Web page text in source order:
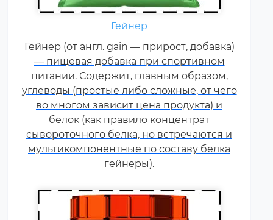
Гейнер
Гейнер (от англ. gain — прирост, добавка)
— пищевая добавка при спортивном
питании. Содержит, главным образом,
углеводы (простые либо сложные, от чего
во многом зависит цена продукта) и
белок (как правило концентрат
сывороточного белка, но встречаются и
мультикомпонентные по составу белка
гейнеры).
Креатин – спортивная добавка,
используемая в силовых видах
спорта, фитнесе, а также видах
спорта связанных с
динамической нагрузкой или
силовой выносливостью. Это
кислота, синтезируемая в
организме человека в
скелетных мышцах.